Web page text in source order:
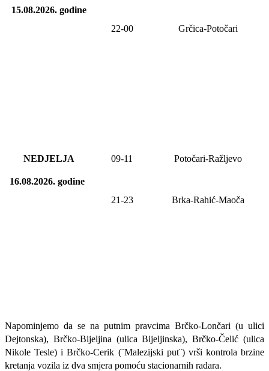
15.08.2026.godine
22-00 Grčica-Potočari
NEDJELJA
16.08.2026. godine
09-11 Potočari-Ražljevo
21-23 Brka-Rahić-Maoča
Napominjemo da se na putnim pravcima Brčko-Lončari (u ulici
Dejtonska), Brčko-Bijeljina (ulica Bijeljinska), Brčko-Čelić (ulica
Nikole Tesle) i Brčko-Cerik (¨Malezijski put¨) vrši kontrola brzine
kretanja vozila iz dva smjera pomoću stacionarnih radara.